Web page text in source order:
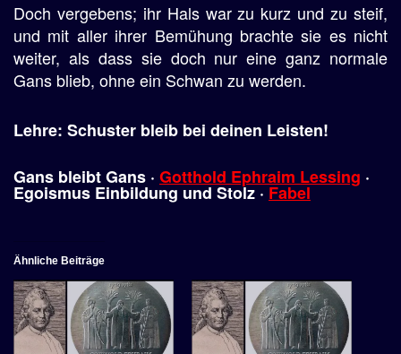
Doch vergebens; ihr Hals war zu kurz und zu steif,
und mit aller ihrer Bemühung brachte sie es nicht
weiter, als dass sie doch nur eine ganz normale
Gans blieb, ohne ein Schwan zu werden.
Lehre: Schuster bleib bei deinen Leisten!
Gans bleibt Gans · Gotthold Ephraim Lessing ·
Egoismus Einbildung und Stolz ·Fabel
Ähnliche Beiträge